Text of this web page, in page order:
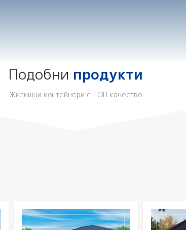
Подобни продукти
Жилищни контейнери с ТОП качество